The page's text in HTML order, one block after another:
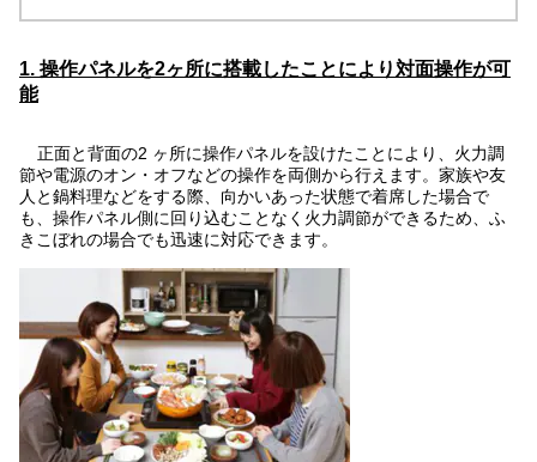
1. 操作パネルを2ヶ所に搭載したことにより対面操作が可
能
正面と背面の2 ヶ所に操作パネルを設けたことにより、火力調
節や電源のオン・オフなどの操作を両側から行えます。家族や友
人と鍋料理などをする際、向かいあった状態で着席した場合で
も、操作パネル側に回り込むことなく火力調節ができるため、ふ
きこぼれの場合でも迅速に対応できます。